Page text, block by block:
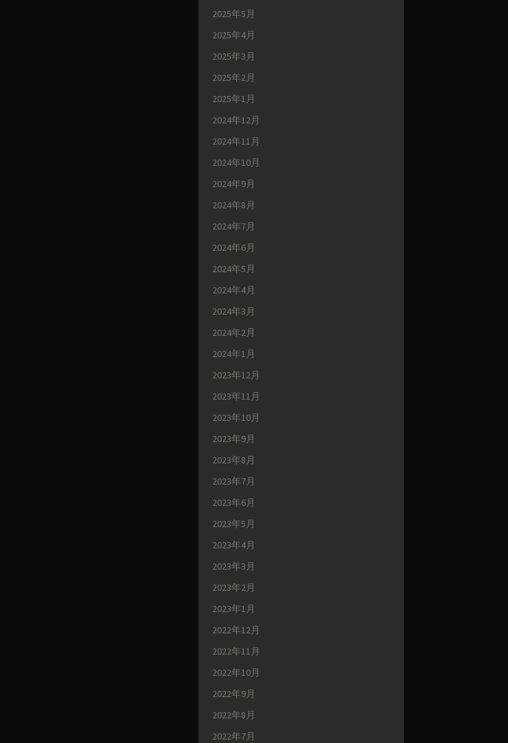
2025年5月
2025年4月
2025年3月
2025年2月
2025年1月
2024年12月
2024年11月
2024年10月
2024年9月
2024年8月
2024年7月
2024年6月
2024年5月
2024年4月
2024年3月
2024年2月
2024年1月
2023年12月
2023年11月
2023年10月
2023年9月
2023年8月
2023年7月
2023年6月
2023年5月
2023年4月
2023年3月
2023年2月
2023年1月
2022年12月
2022年11月
2022年10月
2022年9月
2022年8月
2022年7月